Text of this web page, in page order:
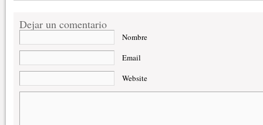
Dejar un comentario
Nombre
Email
Website